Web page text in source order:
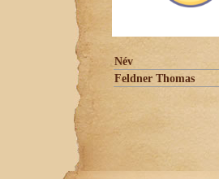
Név
Feldner Thomas